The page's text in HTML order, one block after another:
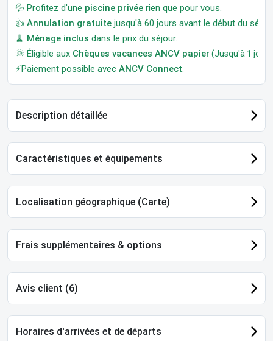
💦 Profitez d'une piscine privée rien que pour vous.
👍 Annulation gratuite jusqu'à 60 jours avant le début du
🧹 Ménage inclus dans le prix du séjour.
🌞 Éligible aux Chèques vacances ANCV papier (Jusqu'à 1 jour
⚡Paiement possible avec ANCV Connect.
Description détaillée
Caractéristiques et équipements
Localisation géographique (Carte)
Frais supplémentaires & options
Avis client (6)
Horaires d'arrivées et de départs